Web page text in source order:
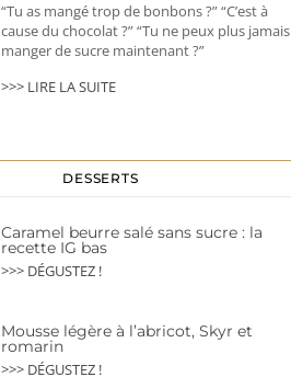
“Tu as mangé trop de bonbons ?” “C’est à
cause du chocolat ?” “Tu ne peux plus jamais
manger de sucre maintenant ?”
>>> LIRE LA SUITE
DESSERTS
Caramel beurre salé sans sucre : la
recette IG bas
>>> DÉGUSTEZ !
Mousse légère à l’abricot, Skyr et
romarin
>>> DÉGUSTEZ !